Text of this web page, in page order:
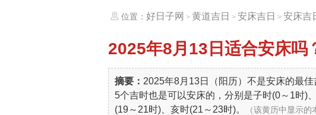
位置： 好日子网 > 黄道吉日 > 安床吉日 > 安床吉
2025年8月13日 适合安床吗
摘要： 2025年8月13日（阳历）不是安床的最
5个吉时也是可以安床的，分别是子时(0～1时)
(19～21时)、亥时(21～23时)。
（该黄历中显示